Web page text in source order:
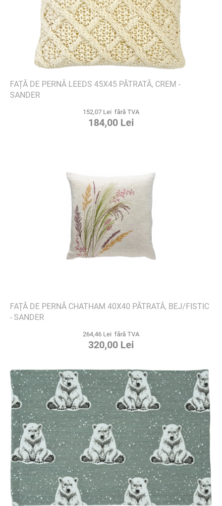
FAȚĂ DE PERNĂ LEEDS 45X45 PĂTRATĂ, CREM -
SANDER
152,07 Lei fără TVA
184,00 Lei
FAȚĂ DE PERNĂ CHATHAM 40X40 PĂTRATĂ, BEJ/FISTIC
- SANDER
264,46 Lei fără TVA
320,00 Lei